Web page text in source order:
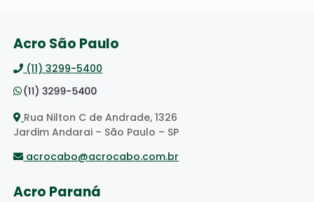
Acro São Paulo
(11) 3299-5400
Rua Nilton C de Andrade, 1326
Jardim Andarai – São Paulo – SP
acrocabo@acrocabo.com.br
Acro Paraná